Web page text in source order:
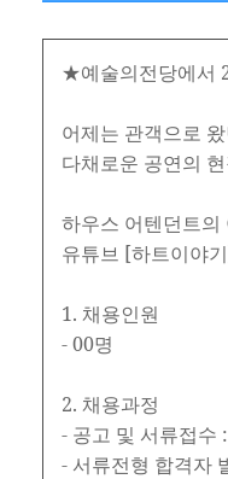
★예술의전당에서
어제는 관객으로
다채로운 공연의
하우스 어텐던트의
유튜브 [하트이야
1. 채용인원
- 00명
2. 채용과정
- 공고 및 서류접수
- 서류전형 합격자